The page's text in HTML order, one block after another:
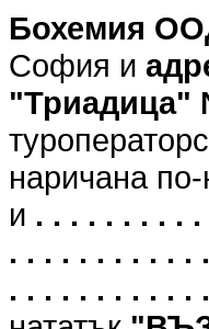
Бохемия
София и
"Триадица"
наричана по-
и . . . . . . . . .
. . . . . . . . . . .
. . . . . . . . . . .